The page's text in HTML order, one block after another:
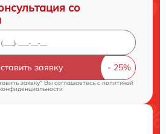
со
заявку
заявку" Вы соглашаетесь cполитикой